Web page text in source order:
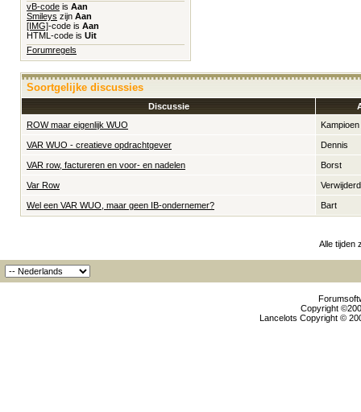
vB-code is Aan
Smileys zijn Aan
[IMG]-code is Aan
HTML-code is Uit
Forumregels
Soortgelijke discussies
Discussie
ROW maar eigenlijk WUO
Kampioen
VAR WUO - creatieve opdrachtgever Dennis
VAR row, factureren en voor- en nadelen Borst
Var Row
Wel een VAR WUO, maar geen IB-ondernemer? Bart
Alle tijden
Copyright
Lancelots Copyright ©